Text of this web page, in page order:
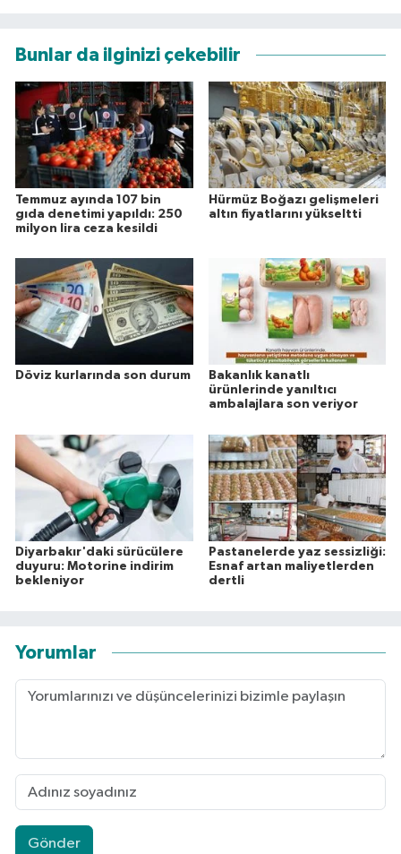
Bunlar da ilginizi çekebilir
Temmuz ayında 107 bin
gıda denetimi yapıldı: 250
milyon lira ceza kesildi
Hürmüz Boğazı gelişmeleri
altın fiyatlarını yükseltti
Döviz kurlarında son durum
Bakanlık kanatlı
ürünlerinde yanıltıcı
ambalajlara son veriyor
Diyarbakır'daki sürücülere
duyuru: Motorine indirim
bekleniyor
Pastanelerde yaz sessizliği:
Esnaf artan maliyetlerden
dertli
Yorumlar
Gönder